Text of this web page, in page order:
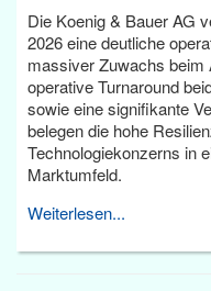
Die Koenig & Bauer AG
2026 eine deutliche
massiver Zuwachs beim
operative Turnaround
sowie eine signifikante
belegen die hohe
Technologiekonzerns in
Marktumfeld.
Weiterlesen...